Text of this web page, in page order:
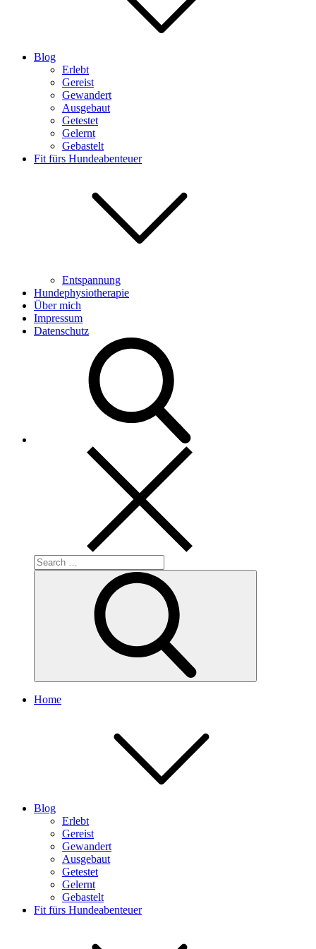
Blog
Erlebt
Gereist
Gewandert
Ausgebaut
Getestet
Gelernt
Gebastelt
Fit fürs Hundeabenteuer
Entspannung
Hundephysiotherapie
Über mich
Impressum
Datenschutz
Search
for:
Home
Blog
Erlebt
Gereist
Gewandert
Ausgebaut
Getestet
Gelernt
Gebastelt
Fit fürs Hundeabenteuer